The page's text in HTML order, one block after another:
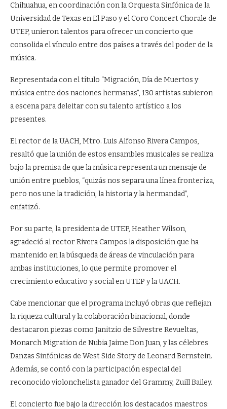
Chihuahua, en coordinación con la Orquesta Sinfónica de la
Universidad de Texas en El Paso y el Coro Concert Chorale de
UTEP, unieron talentos para ofrecer un concierto que
consolida el vínculo entre dos países a través del poder de la
música.
Representada con el título “Migración, Día de Muertos y
música entre dos naciones hermanas”, 130 artistas subieron
a escena para deleitar con su talento artístico a los
presentes.
El rector de la UACH, Mtro. Luis Alfonso Rivera Campos,
resaltó que la unión de estos ensambles musicales se realiza
bajo la premisa de que la música representa un mensaje de
unión entre pueblos, “quizás nos separa una línea fronteriza,
pero nos une la tradición, la historia y la hermandad”,
enfatizó.
Por su parte, la presidenta de UTEP, Heather Wilson,
agradeció al rector Rivera Campos la disposición que ha
mantenido en la búsqueda de áreas de vinculación para
ambas instituciones, lo que permite promover el
crecimiento educativo y social en UTEP y la UACH.
Cabe mencionar que el programa incluyó obras que reflejan
la riqueza cultural y la colaboración binacional, donde
destacaron piezas como Janitzio de Silvestre Revueltas,
Monarch Migration de Nubia Jaime Don Juan, y las célebres
Danzas Sinfónicas de West Side Story de Leonard Bernstein.
Además, se contó con la participación especial del
reconocido violonchelista ganador del Grammy, Zuill Bailey.
El concierto fue bajo la dirección los destacados maestros: